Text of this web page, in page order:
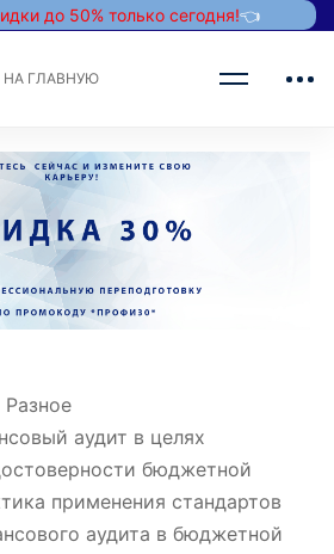
до 50% только сегодня!👈
НА ГЛАВНУЮ
Разное
аудит в целях
бюджетной
применения стандартов
аудита в бюджетной